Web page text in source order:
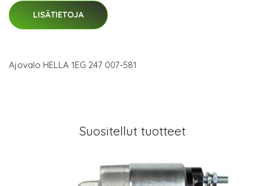
LISÄTIETOJA
Ajovalo HELLA 1EG 247 007-581
Suositellut tuotteet